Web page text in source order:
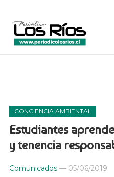
CONCIENCIA AMBIENTAL
Estudiantes
y tenencia
Comunicados— 05/06/2019